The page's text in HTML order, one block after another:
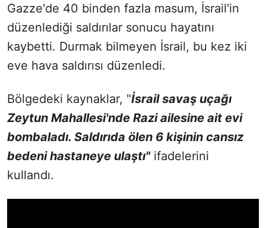
Gazze'de 40 binden fazla masum, İsrail'in
düzenlediği saldırılar sonucu hayatını
kaybetti. Durmak bilmeyen İsrail, bu kez iki
eve hava saldırısı düzenledi.
Bölgedeki kaynaklar, "İsrail savaş uçağı
Zeytun Mahallesi'nde Razi ailesine ait evi
bombaladı. Saldırıda ölen 6 kişinin cansız
bedeni hastaneye ulaştı"ifadelerini
kullandı.